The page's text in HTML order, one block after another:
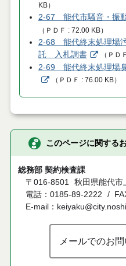
KB）
2-67 能代市騒音・振
（ ＰＤＦ 72.00 KB）
2-68 能代終末処理場
託 入札調書
（ ＰＤＦ
2-69 能代終末処理場
（ ＰＤＦ 76.00 KB）
このページに関する
総務部 契約検査課
〒016-8501
秋田県能代市
電話：0185-89-2222
E-mail：
メールでのお